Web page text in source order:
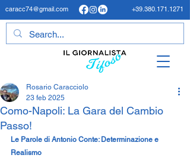
caracc74@gmail.com +39.380.171.1271
Como-Napoli: La Gara del Cambio
Passo!
Rosario Caracciolo
23 feb 2025
Le Parole di Antonio Conte: Determinazione e
Realismo